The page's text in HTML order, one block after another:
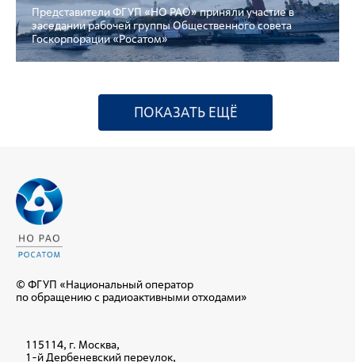
Представители ФГУП «НО РАО» приняли участие в
заседании рабочей группы Общественного совета
Госкорпорации «Росатом»
ПОКАЗАТЬ ЕЩЁ
© ФГУП «Национальный оператор
по обращению с радиоактивными отходами»
115114, г. Москва,
1-й Дербеневский переулок,